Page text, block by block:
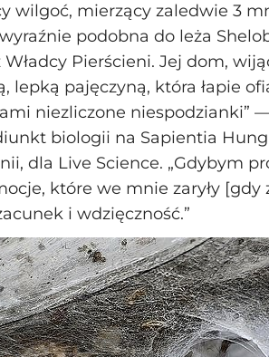
wilgoć, mierzący zaledwie 3
podobna do leża
Pierścieni. Jej dom,
lepką pajęczyną, która łapie
niezliczone niespodzianki”
biologii na Sapientia
dla Live Science. „Gdybym
które we mnie zaryły [gdy
i wdzięczność.”